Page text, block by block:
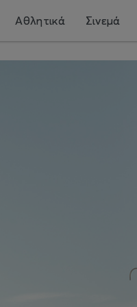
Αθλητικά Σινεμά